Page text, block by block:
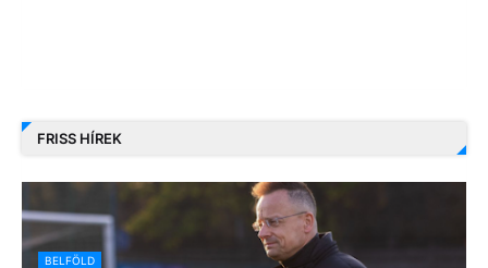
FRISS HÍREK
BELFÖLD